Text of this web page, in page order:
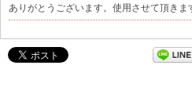
ありがとうございます。使用させて頂きま